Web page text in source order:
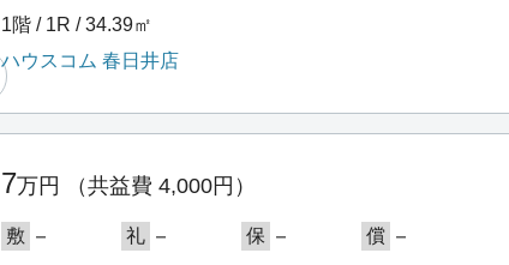
1階 / 1R / 34.39㎡
ハウスコム 春日井店
7万円 （共益費 4,000円）
敷 － 礼 － 保 － 償 －